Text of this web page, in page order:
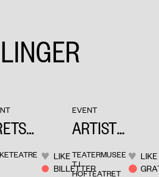
LIKE
BILLETTER
EVENT
ARTIST
TALK: BABEL
BABEL
TEATERMUSEE
T I
HOFTEATRET
LIKE